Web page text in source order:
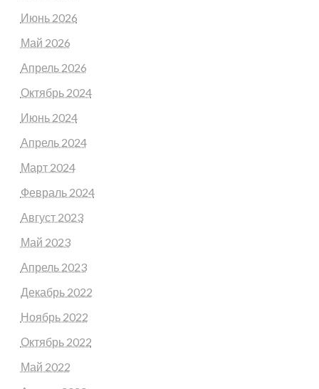
Июнь 2026
Май 2026
Апрель 2026
Октябрь 2024
Июнь 2024
Апрель 2024
Март 2024
Февраль 2024
Август 2023
Май 2023
Апрель 2023
Декабрь 2022
Ноябрь 2022
Октябрь 2022
Май 2022